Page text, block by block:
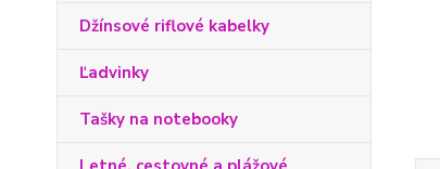
Džínsové riflové kabelky
Ľadvinky
Tašky na notebooky